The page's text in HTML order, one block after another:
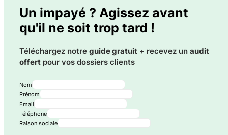
Un impayé ? Agissez avant
qu'il ne soit trop tard !
Téléchargez notre guide gratuit + recevez un audit
offert pour vos dossiers clients
Nom
Prénom
Email
Téléphone
Raison sociale